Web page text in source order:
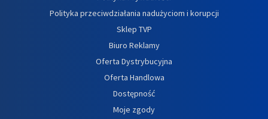
Polityka przeciwdziałania nadużyciom i korupcji
Sklep TVP
Biuro Reklamy
Oferta Dystrybucyjna
Oferta Handlowa
Dostępność
Moje zgody